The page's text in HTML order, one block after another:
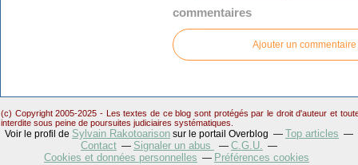
commentaires
Ajouter un commentaire
(c) Copyright 2005-2025 - Les textes de ce blog sont protégés par le droit d'auteur et
interdite sous peine de poursuites judiciaires systématiques.
Voir le profil de Sylvain Rakotoarison sur le portail Overblog
Top articles
Contact
Signaler un abus
C.G.U.
Cookies et données personnelles
Préférences cookies